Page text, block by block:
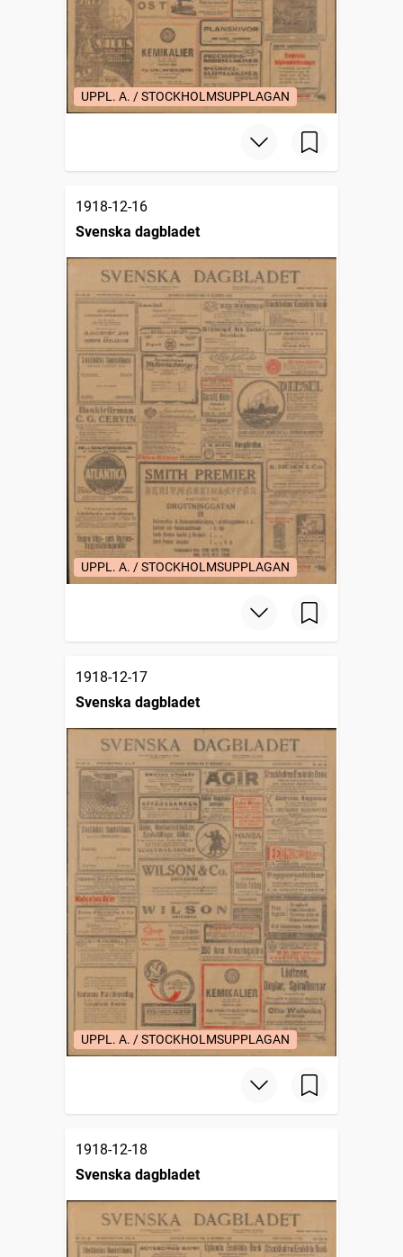
UPPL. A. / STOCKHOLMSUPPLAGAN
1918-12-16
Svenska dagbladet
UPPL. A. / STOCKHOLMSUPPLAGAN
1918-12-17
Svenska dagbladet
UPPL. A. / STOCKHOLMSUPPLAGAN
1918-12-18
Svenska dagbladet